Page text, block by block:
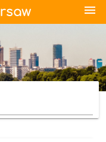
menu